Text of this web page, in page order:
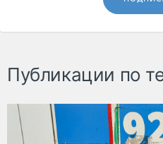
Публикации по